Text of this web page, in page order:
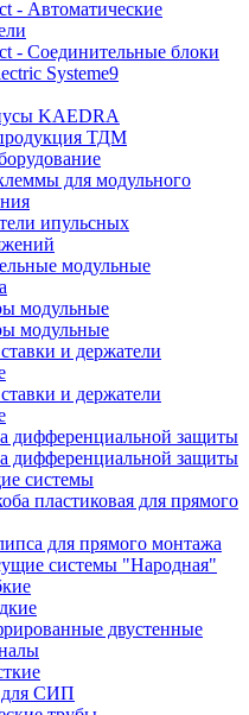
- Автоматические
- Соединительные блоки
Systeme9
KAEDRA
ТДМ
для модульного
ипульсных
модульные
модульные
модульные
и держатели
и держатели
дифференциальной защиты
дифференциальной защиты
системы
пластиковая для прямого
для прямого монтажа
системы "Народная"
двустенные
для СИП